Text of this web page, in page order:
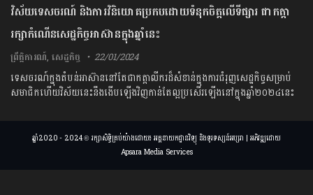
វិស័យទេសចរណ៍ និងការវិនិយោគប្រកបដោយទំនុកចិត្តលើទីផ្សារ ជាកត្តា
រក្សាកំណើនសេដ្ឋកិច្ចអាស៊ានក្នុងឆ្នាំនេះ
ព្រឹត្តិការណ៍,សេដ្ឋកិច្ច 22/01/2024
ទេសចរណ៍ក្នុងតំបន់អាស៊ាននៅតែជាកត្តាលីករដ៏សំខាន់ក្នុងការជំរុញសេដ្ឋកិច្ចសម្រាប់
សមាជិកហើយវិស័យនេះនឹងងើបឡើងវិញកាន់តែល្អប្រសើរឡើងនៅក្នុងឆ្នាំ២០២៤នេះ
ឆ្នាំ2020 - 2024 © រក្សាសិទ្ធិគ្រប់យ៉ាងដោយ៖ អគ្គនាយកដ្ឋានវិទ្យុ និងទូរទស្សន៍អប្សរា | អភិវឌ្ឍដោយ
Apsara Media Services